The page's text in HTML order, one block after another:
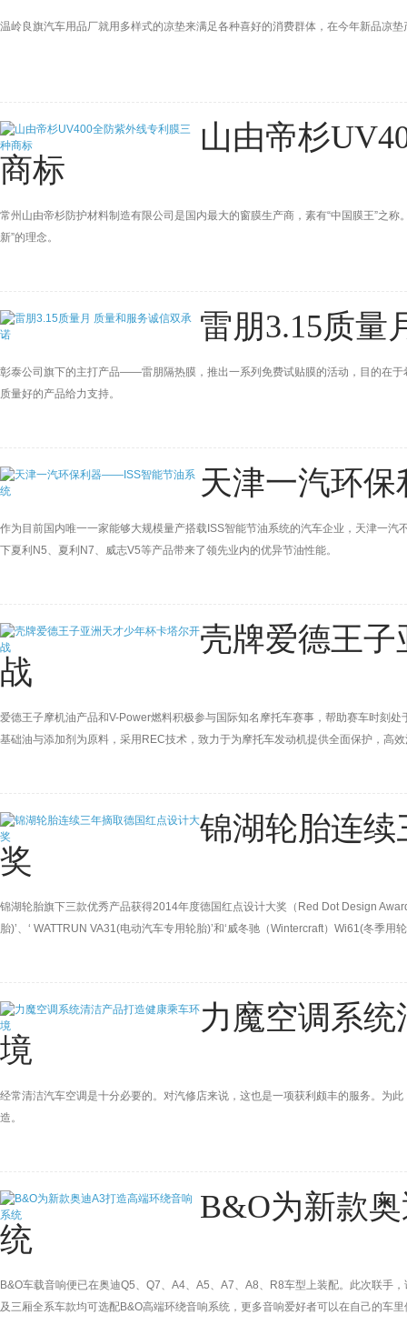
温岭良旗汽车用品厂就用多样式的凉垫来满足各种喜好的消费群体，在今年新品凉
山由帝杉
商标
常州山由帝杉防护材料制造有限公司是国内最大的窗膜生产商，素有“中国膜王”之
新”的理念。
雷朋3.15质量
彰泰公司旗下的主打产品——雷朋隔热膜，推出一系列免费试贴膜的活动，目的在
质量好的产品给力支持。
天津一汽环
作为目前国内唯一一家能够大规模量产搭载ISS智能节油系统的汽车企业，天津一
下夏利N5、夏利N7、威志V5等产品带来了领先业内的优异节油性能。
壳牌爱德王
战
爱德王子摩机油产品和V-Power燃料积极参与国际知名摩托车赛事，帮助赛车时刻
基础油与添加剂为原料，采用REC技术，致力于为摩托车发动机提供全面保护，高
锦湖轮胎连
奖
锦湖轮胎旗下三款优秀产品获得2014年度德国红点设计大奖（Red Dot Design
胎)’、‘ WATTRUN VA31(电动汽车专用轮胎)’和‘威冬驰（Wintercraft）Wi61(冬季用
力魔空调系
境
经常清洁汽车空调是十分必要的。对汽修店来说，这也是一项获利颇丰的服务。为
造。
B&O为新款
统
B&O车载音响便已在奥迪Q5、Q7、A4、A5、A7、A8、R8车型上装配。此次联手
及三厢全系车款均可选配B&O高端环绕音响系统，更多音响爱好者可以在自己的车